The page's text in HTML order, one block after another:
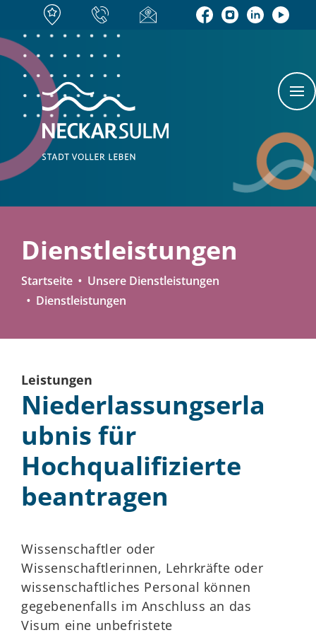
Dienstleistungen
Startseite
Unsere Dienstleistungen
Dienstleistungen
Leistungen
Niederlassungserla
ubnis für
Hochqualifizierte
beantragen
Wissenschaftler oder
Wissenschaftlerinnen, Lehrkräfte oder
wissenschaftliches Personal können
gegebenenfalls im Anschluss an das
Visum eine unbefristete